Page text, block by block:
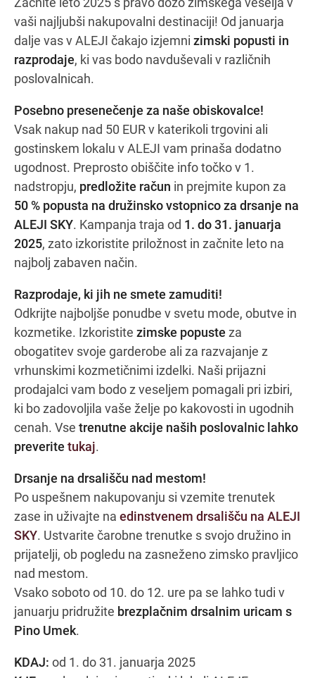
Navodila za pot
vaši najljubši nakupovalni destinaciji! Od januarja
dalje vas v ALEJI čakajo izjemni zimski popusti in
razprodaje, ki vas bodo navduševali v različnih
poslovalnicah.
Posebno presenečenje za naše obiskovalce!
Vsak nakup nad 50 EUR v katerikoli trgovini ali
gostinskem lokalu v ALEJI vam prinaša dodatno
ugodnost. Preprosto obiščite info točko v 1.
nadstropju, predložite račun in prejmite kupon za
50 % popusta na družinsko vstopnico za drsanje na
ALEJI SKY. Kampanja traja od 1. do 31. januarja
2025, zato izkoristite priložnost in začnite leto na
najbolj zabaven način.
Razprodaje, ki jih ne smete zamuditi!
Odkrijte najboljše ponudbe v svetu mode, obutve in
kozmetike. Izkoristite zimske popuste za
obogatitev svoje garderobe ali za razvajanje z
vrhunskimi kozmetičnimi izdelki. Naši prijazni
prodajalci vam bodo z veseljem pomagali pri izbiri,
ki bo zadovoljila vaše želje po kakovosti in ugodnih
cenah. Vse trenutne akcije naših poslovalnic lahko
preverite tukaj.
Drsanje na drsališču nad mestom!
Po uspešnem nakupovanju si vzemite trenutek
zase in uživajte na edinstvenem drsališču na ALEJI
SKY. Ustvarite čarobne trenutke s svojo družino in
prijatelji, ob pogledu na zasneženo zimsko pravljico
nad mestom.
Vsako soboto od 10. do 12. ure pa se lahko tudi v
januarju pridružite brezplačnim drsalnim uricam s
Pino Umek.
KDAJ: od 1. do 31. januarja 2025